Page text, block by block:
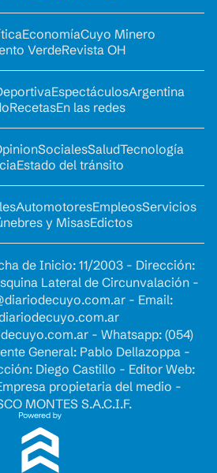
EconomíaCuyo Minero
VerdeRevista OH
EspectáculosArgentina
RecetasEn las redes
SocialesSaludTecnología
Estado del tránsito
AutomotoresEmpleosServicios
y MisasEdictos
de Inicio: 11/2003 - Dirección:
Lateral de Circunvalación -
- Email:
- Whatsapp: (054)
General: Pablo Dellazoppa -
Diego Castillo - Editor Web:
propietaria del medio -
MONTES S.A.C.I.F.